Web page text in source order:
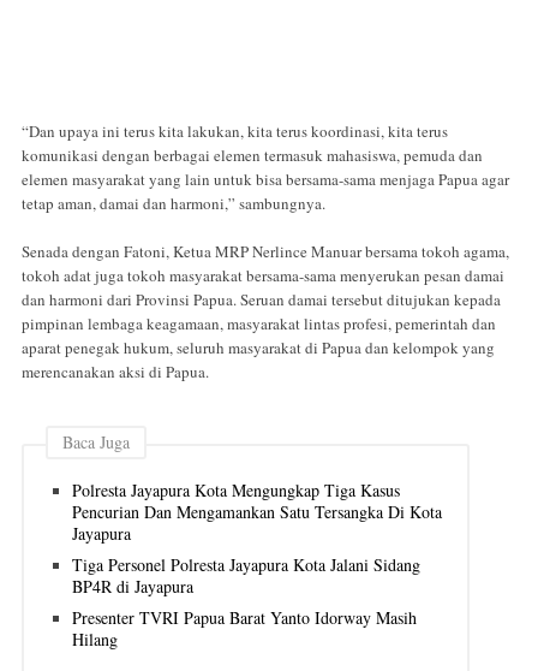
“Dan upaya ini terus kita lakukan, kita terus koordinasi, kita terus
komunikasi dengan berbagai elemen termasuk mahasiswa, pemuda dan
elemen masyarakat yang lain untuk bisa bersama-sama menjaga Papua agar
tetap aman, damai dan harmoni,” sambungnya.
Senada dengan Fatoni, Ketua MRP Nerlince Manuar bersama tokoh agama,
tokoh adat juga tokoh masyarakat bersama-sama menyerukan pesan damai
dan harmoni dari Provinsi Papua. Seruan damai tersebut ditujukan kepada
pimpinan lembaga keagamaan, masyarakat lintas profesi, pemerintah dan
aparat penegak hukum, seluruh masyarakat di Papua dan kelompok yang
merencanakan aksi di Papua.
Baca Juga
Polresta Jayapura Kota Mengungkap Tiga Kasus
Pencurian Dan Mengamankan Satu Tersangka Di Kota
Jayapura
Tiga Personel Polresta Jayapura Kota Jalani Sidang
BP4R di Jayapura
Presenter TVRI Papua Barat Yanto Idorway Masih
Hilang